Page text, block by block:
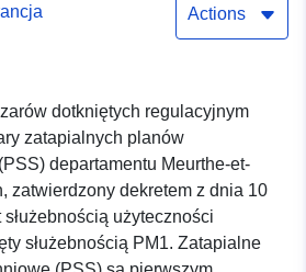
Actions
dotkniętych regulacyjnym
zatapialnych planów
departamentu Meurthe-et-
zatwierdzony dekretem z dnia 10
użyteczności
służebnością PM1. Zatapialne